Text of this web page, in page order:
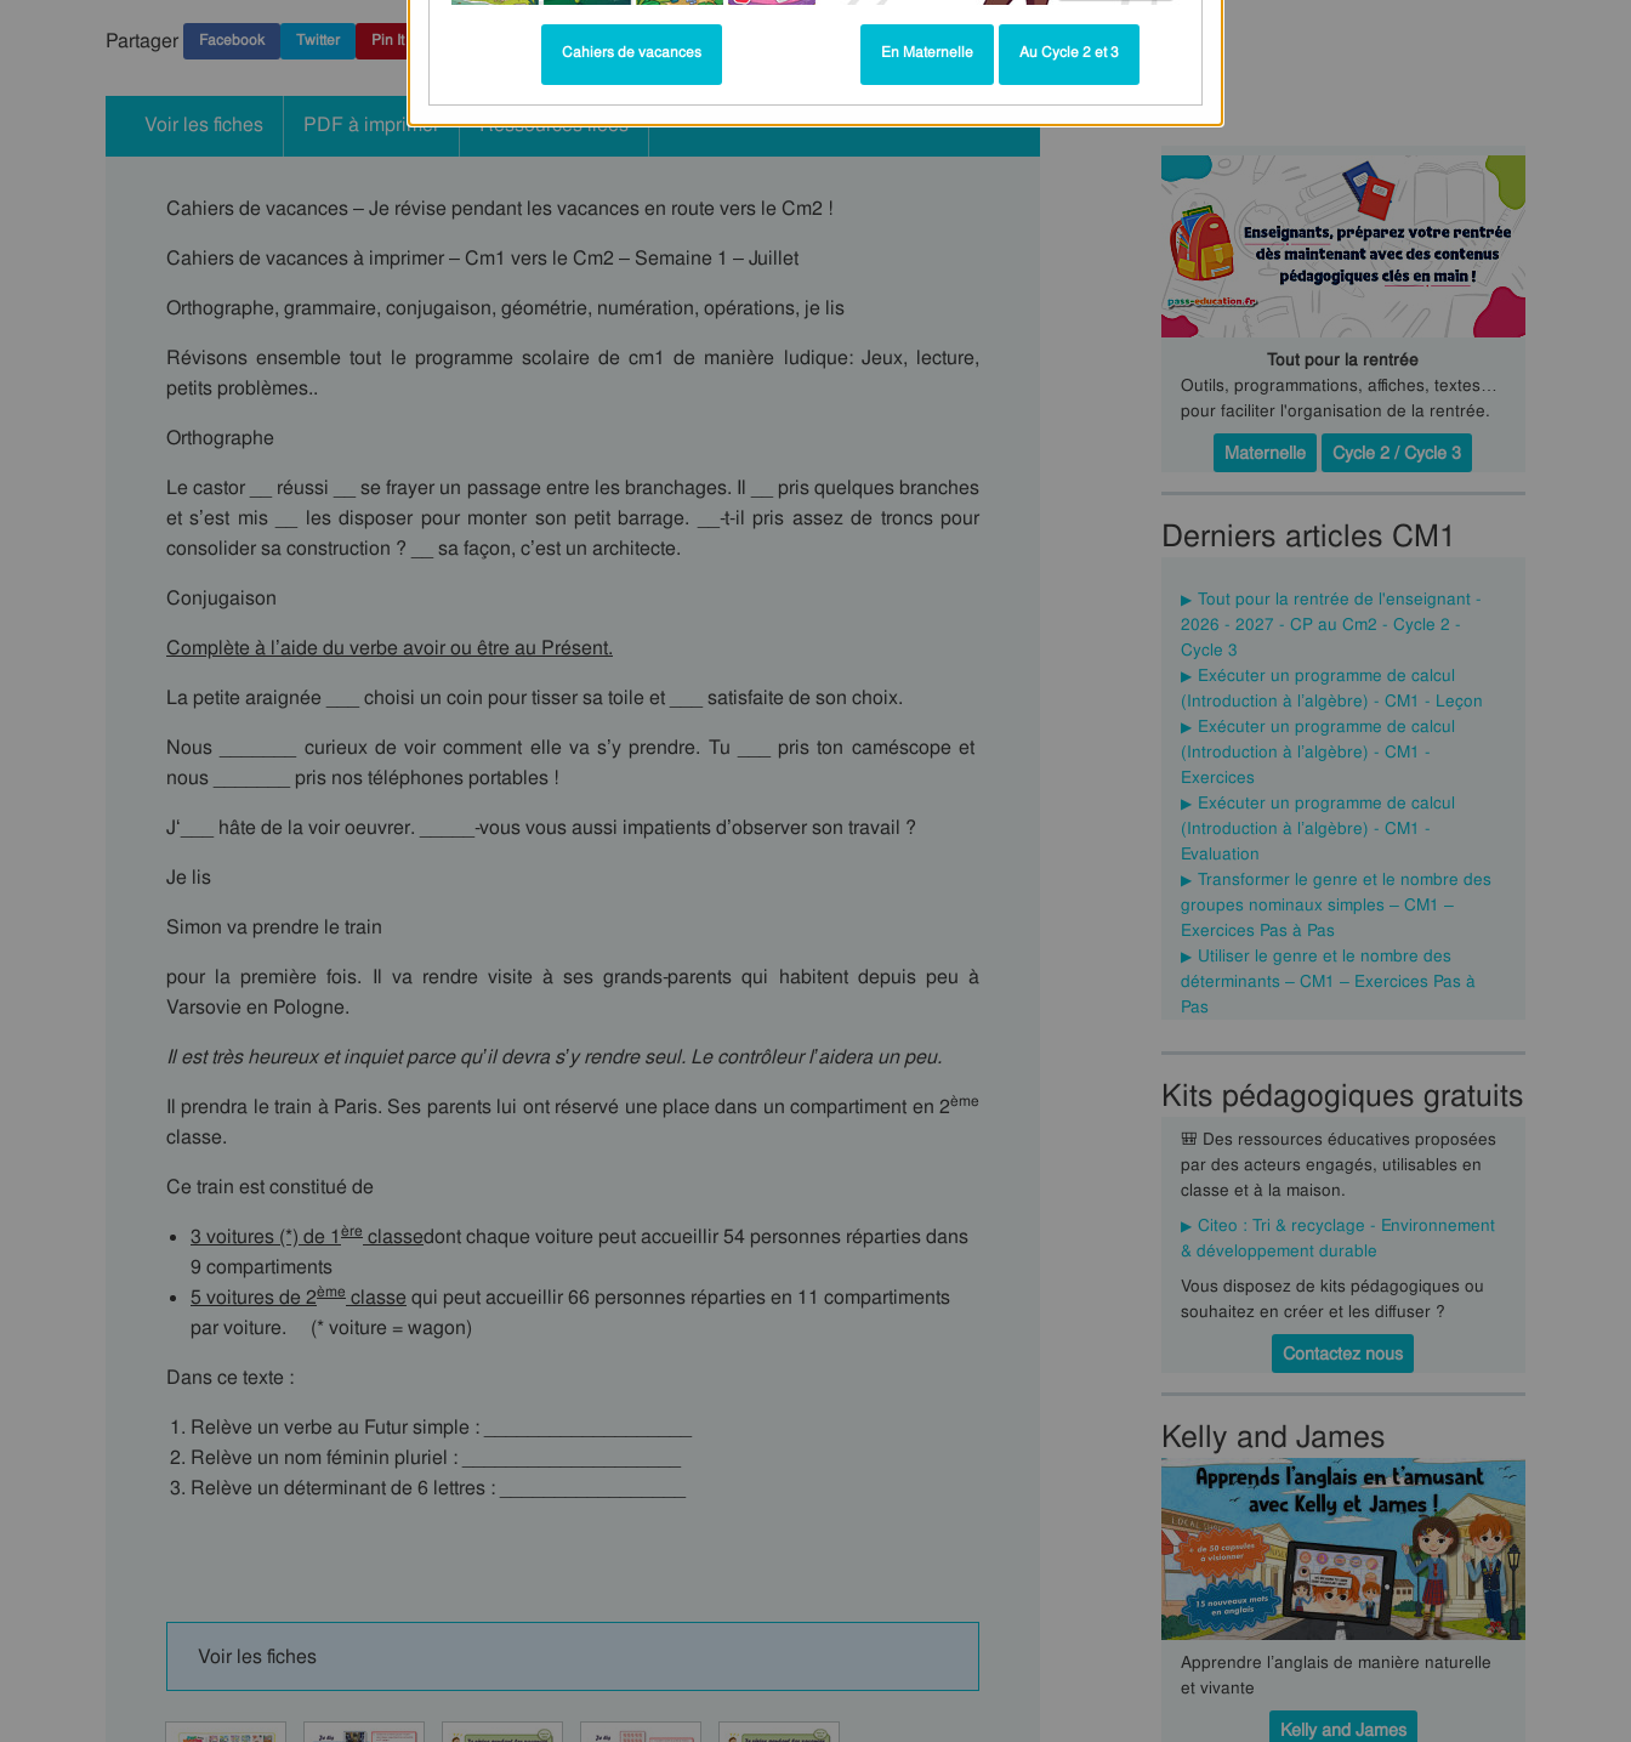
Partager Facebook Twitter Pin It
Voir les fiches PDF à imprimer Ressources liées
Cahiers de vacances – Je révise pendant les vacances en route vers le Cm2 !
Cahiers de vacances à imprimer – Cm1 vers le Cm2 – Semaine 1 – Juillet
Orthographe, grammaire, conjugaison, géométrie, numération, opérations, je lis
Révisons ensemble tout le programme scolaire de cm1 de manière ludique: Jeux, lecture,
petits problèmes..
Orthographe
Le castor __ réussi __ se frayer un passage entre les branchages. Il __ pris quelques branches
et s’est mis __ les disposer pour monter son petit barrage. __-t-il pris assez de troncs pour
consolider sa construction ? __ sa façon, c’est un architecte.
Conjugaison
Complète à l’aide du verbe avoir ou être au Présent.
La petite araignée ___ choisi un coin pour tisser sa toile et ___ satisfaite de son choix.
Nous _______ curieux de voir comment elle va s’y prendre. Tu ___ pris ton caméscope et
nous _______ pris nos téléphones portables !
J‘___ hâte de la voir oeuvrer. _____-vous vous aussi impatients d’observer son travail ?
Je lis
Simon va prendre le train
pour la première fois. Il va rendre visite à ses grands-parents qui habitent depuis peu à
Varsovie en Pologne.
Il est très heureux et inquiet parce qu’il devra s’y rendre seul. Le contrôleur l’aidera un peu.
Il prendra le train à Paris. Ses parents lui ont réservé une place dans un compartiment en 2ème
classe.
Ce train est constitué de
3 voitures (*) de 1ère classedont chaque voiture peut accueillir 54 personnes réparties dans
9 compartiments
5 voitures de 2ème classe qui peut accueillir 66 personnes réparties en 11 compartiments
par voiture. (* voiture = wagon)
Dans ce texte :
Relève un verbe au Futur simple : ___________________
Relève un nom féminin pluriel : ____________________
Relève un déterminant de 6 lettres : _________________
Voir les fiches
Tout pour la rentrée
Outils, programmations, affiches, textes…
pour faciliter l'organisation de la rentrée.
Maternelle
Cycle 2 / Cycle 3
Derniers articles CM1
Tout pour la rentrée de l'enseignant -
2026 - 2027 - CP au Cm2 - Cycle 2 -
Cycle 3
Exécuter un programme de calcul
(Introduction à l’algèbre) - CM1 - Leçon
Exécuter un programme de calcul
(Introduction à l’algèbre) - CM1 -
Exercices
Exécuter un programme de calcul
(Introduction à l’algèbre) - CM1 -
Evaluation
Transformer le genre et le nombre des
groupes nominaux simples – CM1 –
Exercices Pas à Pas
Utiliser le genre et le nombre des
déterminants – CM1 – Exercices Pas à
Pas
Kits pédagogiques gratuits
🎒 Des ressources éducatives proposées
par des acteurs engagés, utilisables en
classe et à la maison.
Citeo : Tri & recyclage - Environnement
& développement durable
Vous disposez de kits pédagogiques ou
souhaitez en créer et les diffuser ?
Contactez nous
Kelly and James
Apprendre l’anglais de manière naturelle
et vivante
Kelly and James
Cahiers de vacances En Maternelle Au Cycle 2 et 3